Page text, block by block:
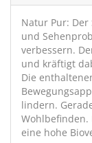
Natur Pur: Der
und
verbessern.
und kräftigt
Die
lindern.
eine hohe